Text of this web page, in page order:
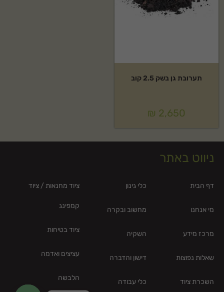
תערובת גן בשק 2.5 קוב
₪ 2,650
ניווט באתר
דף הבית
מי אנחנו
מרכז מידע
שאלות נפוצות
השכרת ציוד
כלי גינון
מחשוב ובקרה
השקיה
דישון והדברה
כלי עבודה
ציוד מחנאות / ציוד
קמפינג
ציוד בטיחות
עציצים ואדמה
הלבשה